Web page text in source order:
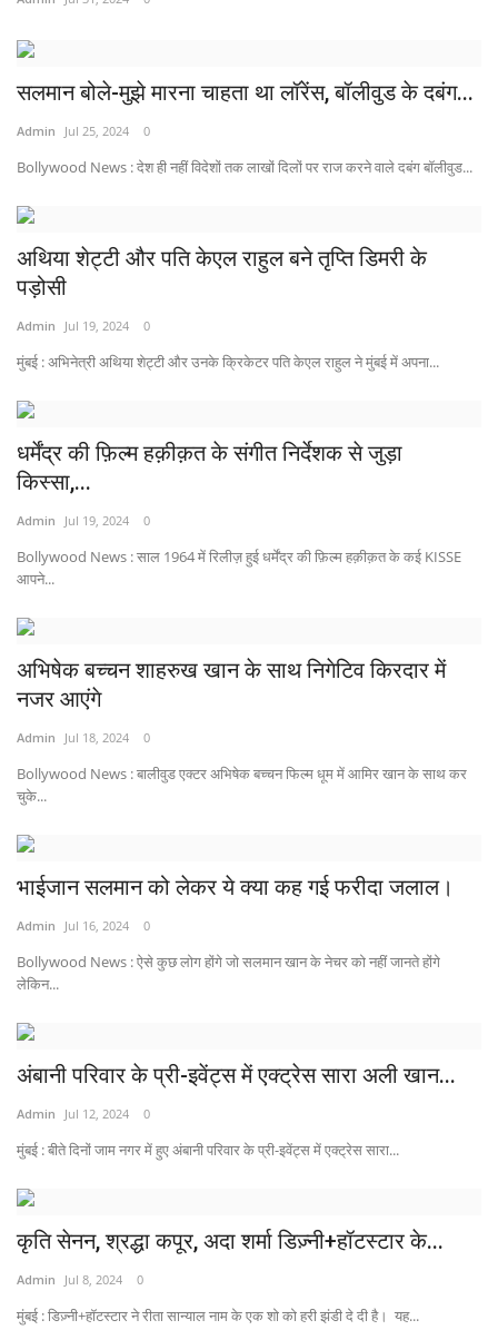
Language
English hindi
सलमान बोले-मुझे मारना चाहता था लॉरेंस, बॉलीवुड के दबंग...
Admin Jul 25, 2024 0
Bollywood News : देश ही नहीं विदेशों तक लाखों दिलों पर राज करने वाले दबंग बॉलीवुड...
अथिया शेट्टी और पति केएल राहुल बने तृप्ति डिमरी के
पड़ोसी
Admin Jul 19, 2024 0
मुंबई : अभिनेत्री अथिया शेट्टी और उनके क्रिकेटर पति केएल राहुल ने मुंबई में अपना...
धर्मेंद्र की फ़िल्म हक़ीक़त के संगीत निर्देशक से जुड़ा
किस्सा,...
Admin Jul 19, 2024 0
Bollywood News : साल 1964 में रिलीज़ हुई धर्मेंद्र की फ़िल्म हक़ीक़त के कई KISSE
आपने...
अभिषेक बच्चन शाहरुख खान के साथ निगेटिव किरदार में
नजर आएंगे
Admin Jul 18, 2024 0
Bollywood News : बालीवुड एक्टर अभिषेक बच्चन फिल्म धूम में आमिर खान के साथ कर
चुके...
भाईजान सलमान को लेकर ये क्या कह गई फरीदा जलाल।
Admin Jul 16, 2024 0
Bollywood News : ऐसे कुछ लोग होंगे जो सलमान खान के नेचर को नहीं जानते होंगे
लेकिन...
अंबानी परिवार के प्री-इवेंट्स में एक्ट्रेस सारा अली खान...
Admin Jul 12, 2024 0
मुंबई : बीते दिनों जाम नगर में हुए अंबानी परिवार के प्री-इवेंट्स में एक्ट्रेस सारा...
कृति सेनन, श्रद्धा कपूर, अदा शर्मा डिज़्नी+हॉटस्टार के...
Admin Jul 8, 2024 0
मुंबई : डिज़्नी+हॉटस्टार ने रीता सान्याल नाम के एक शो को हरी झंडी दे दी है। यह...